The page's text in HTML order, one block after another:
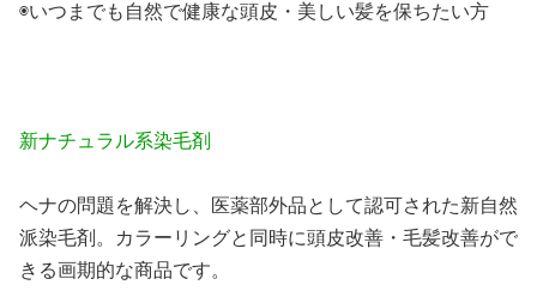
◉いつまでも自然で健康な頭皮・美しい髪を保ちたい方
新ナチュラル系染毛剤
ヘナの問題を解決し、医薬部外品として認可された新自然
派染毛剤。カラーリングと同時に頭皮改善・毛髪改善がで
きる画期的な商品です。